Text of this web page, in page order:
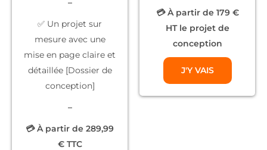
–
✅ Un projet sur
mesureavec une
mise en page claire et
détaillée [Dossier de
conception]
–
💳 À partir de 289,99
€ TTC
💳 À partir de 179 €
HT le projet de
conception
J'Y VAIS